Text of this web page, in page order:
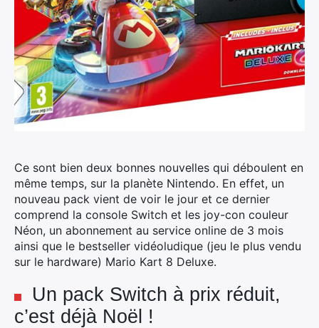
Ce sont bien deux bonnes nouvelles qui déboulent en
même temps, sur la planète Nintendo. En effet, un
nouveau pack vient de voir le jour et ce dernier
comprend la console Switch et les joy-con couleur
Néon, un abonnement au service online de 3 mois
ainsi que le bestseller vidéoludique (jeu le plus vendu
sur le hardware) Mario Kart 8 Deluxe.
Un pack Switch à prix réduit,
c’est déjà Noël !